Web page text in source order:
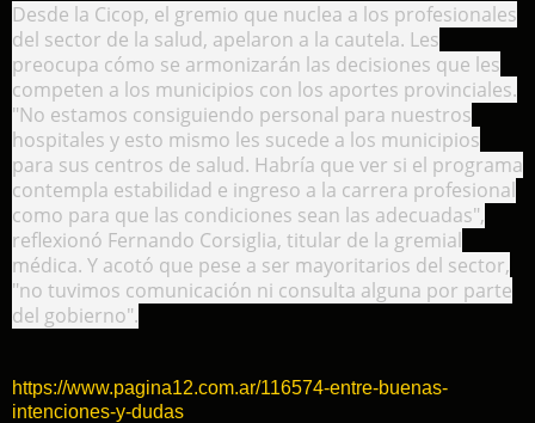
Desde la Cicop, el gremio que nuclea a los profesionales
del sector de la salud, apelaron a la cautela. Les
preocupa cómo se armonizarán las decisiones que les
competen a los municipios con los aportes provinciales.
"No estamos consiguiendo personal para nuestros
hospitales y esto mismo les sucede a los municipios
para sus centros de salud. Habría que ver si el programa
contempla estabilidad e ingreso a la carrera profesional
como para que las condiciones sean las adecuadas",
reflexionó Fernando Corsiglia, titular de la gremial
médica. Y acotó que pese a ser mayoritarios del sector,
"no tuvimos comunicación ni consulta alguna por parte
del gobierno".
https://www.pagina12.com.ar/116574-entre-buenas-
intenciones-y-dudas